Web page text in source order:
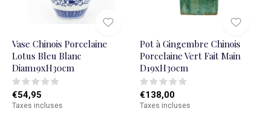
Vase Chinois Porcelaine
Lotus Bleu Blanc
Diam19xH30cm
€54,95
Taxes incluses
Pot à Gingembre Chinois
Porcelaine Vert Fait Main
D19xH30cm
€138,00
Taxes incluses